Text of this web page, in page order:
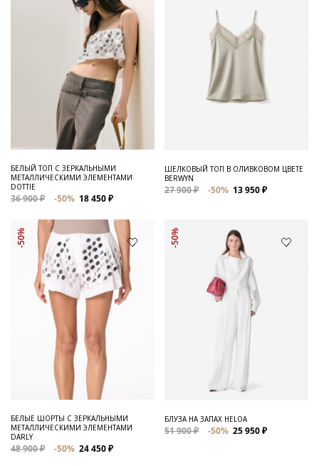
БЕЛЫЙ ТОП С ЗЕРКАЛЬНЫМИ
МЕТАЛЛИЧЕСКИМИ ЭЛЕМЕНТАМИ
DOTTIE
36 900 ₽ -50% 18 450 ₽
ШЕЛКОВЫЙ ТОП В ОЛИВКОВОМ ЦВЕТЕ
BERWYN
27 900 ₽ -50% 13 950 ₽
-50%
БЕЛЫЕ ШОРТЫ С ЗЕРКАЛЬНЫМИ
МЕТАЛЛИЧЕСКИМИ ЭЛЕМЕНТАМИ
DARLY
48 900 ₽ -50% 24 450 ₽
-50%
БЛУЗА НА ЗАПАХ HELOA
51 900 ₽ -50% 25 950 ₽